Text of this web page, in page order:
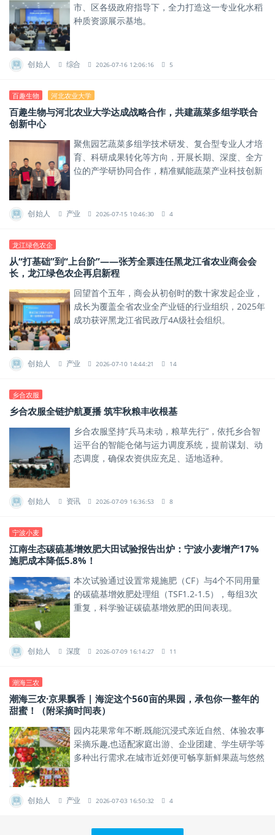
市、区各级政府指导下，全力打造这一专业化水稻
种质资源展示基地。
创始人 综合 2026-07-16 12:06:16 5
百趣生物 河北农业大学
百趣生物与河北农业大学达成战略合作，共建蔬菜多组学联合
创新中心
聚焦园艺蔬菜多组学技术研发、复合型专业人才培
育、科研成果转化等方向，开展长期、深度、全方
位的产学研协同合作，精准赋能蔬菜产业科技创新
创始人 产业 2026-07-15 10:46:30 4
龙江绿色农企
从“打基础”到“上台阶”——张芳全票连任黑龙江省农业商会会
长，龙江绿色农企再启新程
回望首个五年，商会从初创时的数十家发起企业，
成长为覆盖全省农业全产业链的行业组织，2025年
成功获评黑龙江省民政厅4A级社会组织。
创始人 产业 2026-07-10 14:44:21 14
乡合农服
乡合农服全链护航夏播 筑牢秋粮丰收根基
乡合农服坚持“兵马未动，粮草先行”，依托乡合智
运平台的智能仓储与运力调度系统，提前谋划、动
态调度，确保农资供应充足、适地适种。
创始人 资讯 2026-07-09 16:36:53 8
宁波小麦
江南生态碳硫基增效肥大田试验报告出炉：宁波小麦增产17%
施肥成本降低5.8%！
本次试验通过设置常规施肥（CF）与4个不同用量
的碳硫基增效肥处理组（TSF1.2-1.5），每组3次
重复，科学验证碳硫基增效肥的田间表现。
创始人 深度 2026-07-09 16:14:27 11
潮海三农
潮海三农·京果飘香 | 海淀这个560亩的果园，承包你一整年的
甜蜜！（附采摘时间表）
园内花果常年不断,既能沉浸式亲近自然、体验农事
采摘乐趣,也适配家庭出游、企业团建、学生研学等
多种出行需求,在城市近郊便可畅享新鲜果蔬与悠然
创始人 产业 2026-07-03 16:50:32 4